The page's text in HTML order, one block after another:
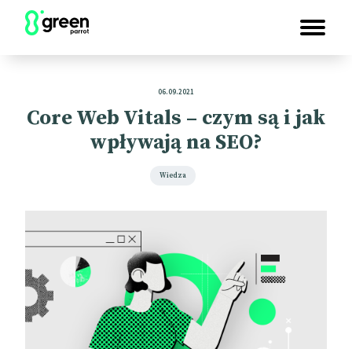
06.09.2021
Core Web Vitals – czym są i jak
wpływają na SEO?
Wiedza